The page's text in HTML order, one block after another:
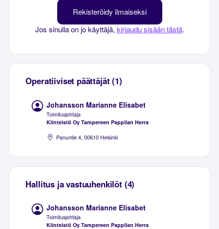
Rekisteröidy ilmaiseksi
Jos sinulla on jo käyttäjä, kirjaudu sisään tästä.
Operatiiviset päättäjät (1)
Johansson Marianne Elisabet
Toimitusjohtaja
Kiinteistö Oy Tampereen Pappilan Herra
Panuntie 4, 00610 Helsinki
Hallitus ja vastuuhenkilöt (4)
Johansson Marianne Elisabet
Toimitusjohtaja
Kiinteistö Oy Tampereen Pappilan Herra